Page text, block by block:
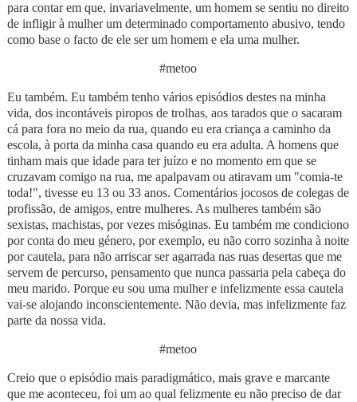
para contar em que, invariavelmente, um homem se sentiu no direito
de infligir à mulher um determinado comportamento abusivo, tendo
como base o facto de ele ser um homem e ela uma mulher.
#metoo
Eu também. Eu também tenho vários episódios destes na minha
vida, dos incontáveis piropos de trolhas, aos tarados que o sacaram
cá para fora no meio da rua, quando eu era criança a caminho da
escola, à porta da minha casa quando eu era adulta. A homens que
tinham mais que idade para ter juízo e no momento em que se
cruzavam comigo na rua, me apalpavam ou atiravam um "comia-te
toda!", tivesse eu 13 ou 33 anos. Comentários jocosos de colegas de
profissão, de amigos, entre mulheres. As mulheres também são
sexistas, machistas, por vezes misóginas. Eu também me condiciono
por conta do meu género, por exemplo, eu não corro sozinha à noite
por cautela, para não arriscar ser agarrada nas ruas desertas que me
servem de percurso, pensamento que nunca passaria pela cabeça do
meu marido. Porque eu sou uma mulher e infelizmente essa cautela
vai-se alojando inconscientemente. Não devia, mas infelizmente faz
parte da nossa vida.
#metoo
Creio que o episódio mais paradigmático, mais grave e marcante
que me aconteceu, foi um ao qual felizmente eu não preciso de dar